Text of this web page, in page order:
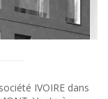
IVOIRE dans